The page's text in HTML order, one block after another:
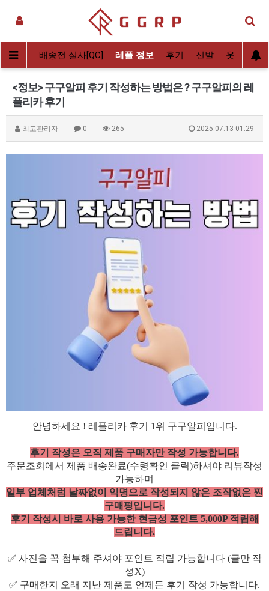
니티 배송전 실사[QC] 레플 정보 후기 신발 옷 가
<정보> 구구알피 후기 작성하는 방법은 ? 구구알피의 레
플리카 후기
최고관리자 0 265 2025.07.13 01:29
안녕하세요 ! 레플리카 후기 1위 구구알피입니다.
후기 작성은 오직 제품 구매자만 작성 가능합니다.
주문조회에서 제품 배송완료(수령확인 클릭)하셔야 리뷰작성
가능하며
일부 업체처럼 날짜없이 익명으로 작성되지 않은 조작없은 찐
구매평입니다.
후기 작성시 바로 사용 가능한 현금성 포인트 5,000P 적립해
드립니다.
✅ 사진을 꼭 첨부해 주셔야 포인트 적립 가능합니다 (글만 작
성X)
✅ 구매한지 오래 지난 제품도 언제든 후기 작성 가능합니다.